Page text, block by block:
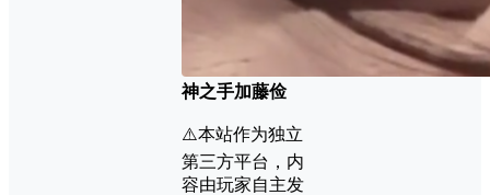
神之手加藤俭
⚠️本站作为独立
第三方平台，内
容由玩家自主发